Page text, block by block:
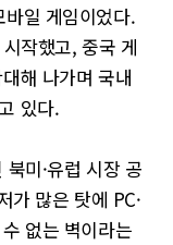
일 게임이었다.
작했고, 중국 게
해 나가며 국내
있다.
미·유럽 시장 공
가 많은 탓에 PC·
없는 벽이라는